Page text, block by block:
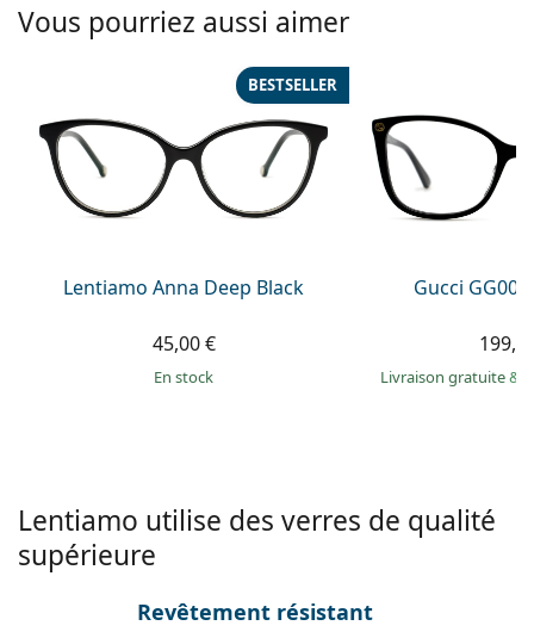
Marc Jacobs
Prada
Toutes les marques
02 446 01 11
Vous pourriez aussi aimer
Lentiamo Anna Deep Black
BESTSELLER
45,00 €
en stock
Gucci
Livraison gratuite&
Lentiamo utilise des verres de qualité
supérieure
Revêtement résistant